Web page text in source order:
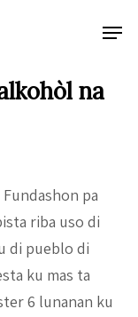
Menu
na
pa
riba uso di
di pueblo di
ku mas ta
6 lunanan ku
Menu